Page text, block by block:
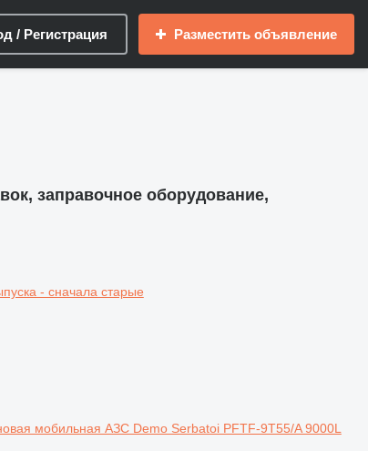
/ Регистрация Разместить объявление
заправочное оборудование,
- сначала старые
мобильная АЗС Demo Serbatoi PFTF-9T55/A 9000L